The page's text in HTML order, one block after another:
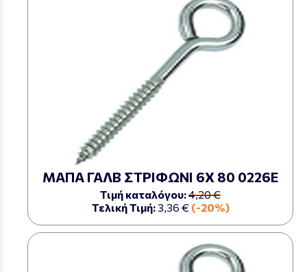
ΜΑΠΑ ΓΑΛΒ ΣΤΡΙΦΩΝΙ 6Χ 80 0226Ε
Τιμή καταλόγου:4,20 €
Τελική Τιμή:3,36 € (-20%)